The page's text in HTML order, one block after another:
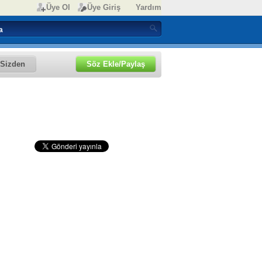
Üye Ol Üye Giriş Yardım
Sizden Söz Ekle/Paylaş